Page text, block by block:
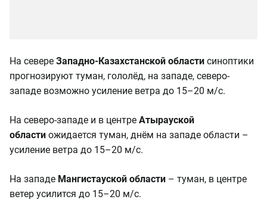
На севере Западно-Казахстанской области синоптики
прогнозируют туман, гололёд, на западе, северо-
западе возможно усиление ветра до 15–20 м/с.
На северо-западе и в центре Атырауской
области ожидается туман, днём на западе области –
усиление ветра до 15–20 м/с.
На западе Мангистауской области – туман, в центре
ветер усилится до 15–20 м/с.